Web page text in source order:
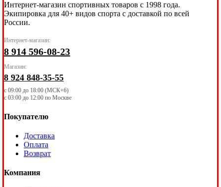
Интернет-магазин спортивных товаров с 1998 года.
Экипировка для 40+ видов спорта с доставкой по всей
России.
Интернет-магазин:
8 914 596-08-23
Магазин:
8 924 848-35-55
с 09:00 до 18:00 (МСК+6)
с 03:00 до 12:00 по Москве
Покупателю
Доставка
Оплата
Возврат
Компания